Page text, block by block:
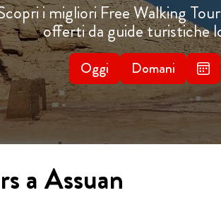
i migliori Free Walking
offerti da guide turistiche
Oggi Domani
a Assuan